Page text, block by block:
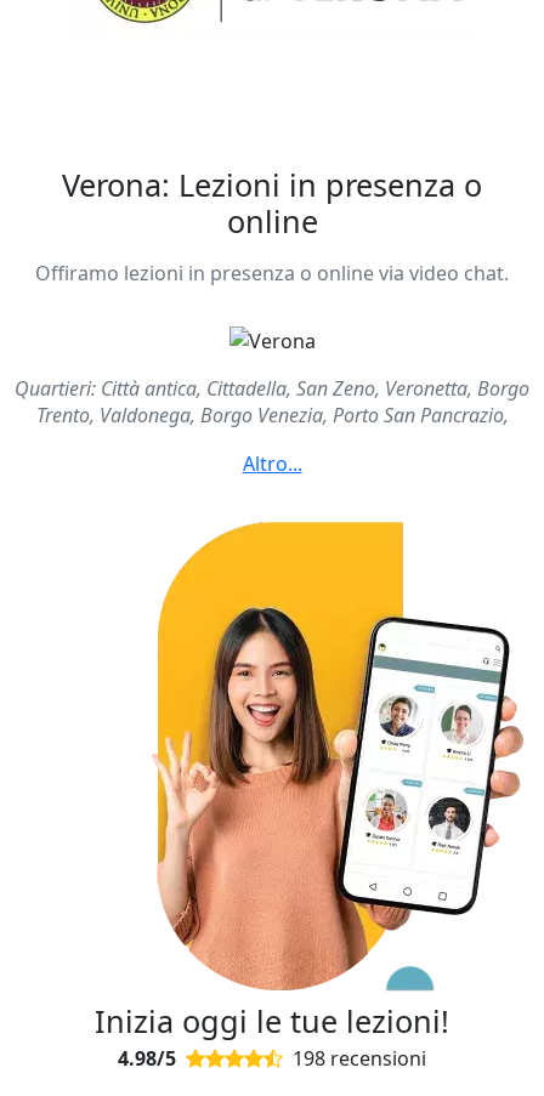
Verona: Lezioni in presenza o
online
Offiramo lezioni in presenza o online via video chat.
Quartieri: Città antica, Cittadella, San Zeno, Veronetta, Borgo
Trento, Valdonega, Borgo Venezia, Porto San Pancrazio,
Crencano
Inizia oggi le tue lezioni!
4.98/5
198 recensioni